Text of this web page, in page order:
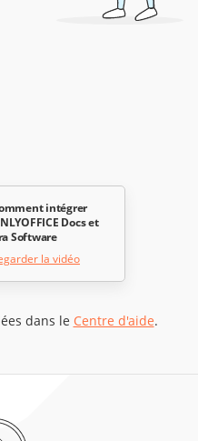
intégrer
Docs et
Software
la vidéo
dans le Centre d'aide.